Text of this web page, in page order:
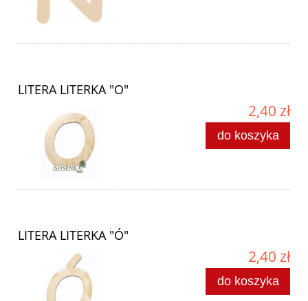
LITERA LITERKA "O"
2,40 zł
do koszyka
LITERA LITERKA "Ó"
2,40 zł
do koszyka